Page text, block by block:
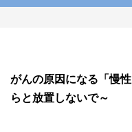
がんの原因になる「慢
らと放置しないで～